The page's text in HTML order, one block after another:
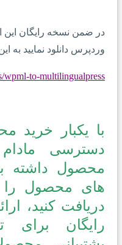
در ضمن نسخه رایگان این
وردپرس دانلود نمایید به
wpml-to-multilingualpress
با یکبار خرید
دسترسی
محصول داشته
های محصول را
دریافت کنید،
رایگان